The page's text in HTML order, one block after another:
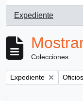
Expediente
, 1 resultados
Colecciones
Remove filter:
Expediente Oficios